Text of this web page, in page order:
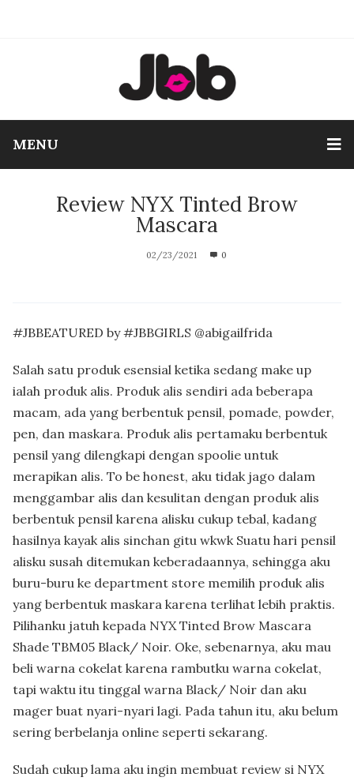
MENU
Review NYX Tinted Brow
Mascara
02/23/2021 0
#JBBEATURED by #JBBGIRLS @abigailfrida
Salah satu produk esensial ketika sedang make up
ialah produk alis. Produk alis sendiri ada beberapa
macam, ada yang berbentuk pensil, pomade, powder,
pen, dan maskara. Produk alis pertamaku berbentuk
pensil yang dilengkapi dengan spoolie untuk
merapikan alis. To be honest, aku tidak jago dalam
menggambar alis dan kesulitan dengan produk alis
berbentuk pensil karena alisku cukup tebal, kadang
hasilnya kayak alis sinchan gitu wkwk Suatu hari pensil
alisku susah ditemukan keberadaannya, sehingga aku
buru-buru ke department store memilih produk alis
yang berbentuk maskara karena terlihat lebih praktis.
Pilihanku jatuh kepada NYX Tinted Brow Mascara
Shade TBM05 Black/ Noir. Oke, sebenarnya, aku mau
beli warna cokelat karena rambutku warna cokelat,
tapi waktu itu tinggal warna Black/ Noir dan aku
mager buat nyari-nyari lagi. Pada tahun itu, aku belum
sering berbelanja online seperti sekarang.
Sudah cukup lama aku ingin membuat review si NYX